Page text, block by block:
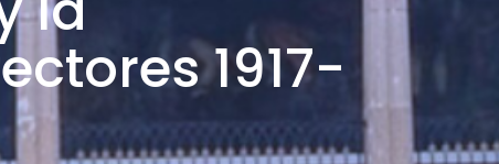
1917-